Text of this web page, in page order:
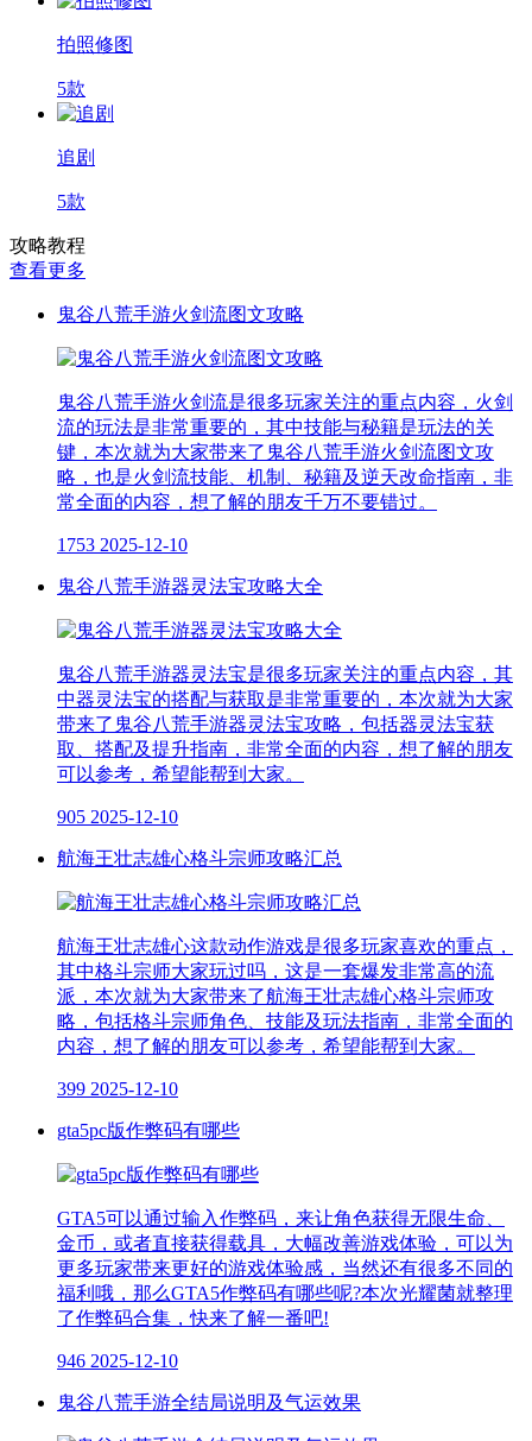
拍照修图
5款
追剧
5款
攻略教程
查看更多
鬼谷八荒手游火剑流图文攻略
鬼谷八荒手游火剑流是很多玩家关注的重点内容，火剑
流的玩法是非常重要的，其中技能与秘籍是玩法的关
键，本次就为大家带来了鬼谷八荒手游火剑流图文攻
略，也是火剑流技能、机制、秘籍及逆天改命指南，非
常全面的内容，想了解的朋友千万不要错过。
1753 2025-12-10
鬼谷八荒手游器灵法宝攻略大全
鬼谷八荒手游器灵法宝是很多玩家关注的重点内容，其
中器灵法宝的搭配与获取是非常重要的，本次就为大家
带来了鬼谷八荒手游器灵法宝攻略，包括器灵法宝获
取、搭配及提升指南，非常全面的内容，想了解的朋友
可以参考，希望能帮到大家。
905 2025-12-10
航海王壮志雄心格斗宗师攻略汇总
航海王壮志雄心这款动作游戏是很多玩家喜欢的重点，
其中格斗宗师大家玩过吗，这是一套爆发非常高的流
派，本次就为大家带来了航海王壮志雄心格斗宗师攻
略，包括格斗宗师角色、技能及玩法指南，非常全面的
内容，想了解的朋友可以参考，希望能帮到大家。
399 2025-12-10
gta5pc版作弊码有哪些
GTA5可以通过输入作弊码，来让角色获得无限生命、
金币，或者直接获得载具，大幅改善游戏体验，可以为
更多玩家带来更好的游戏体验感，当然还有很多不同的
福利哦，那么GTA5作弊码有哪些呢?本次光耀菌就整理
了作弊码合集，快来了解一番吧!
946 2025-12-10
鬼谷八荒手游全结局说明及气运效果